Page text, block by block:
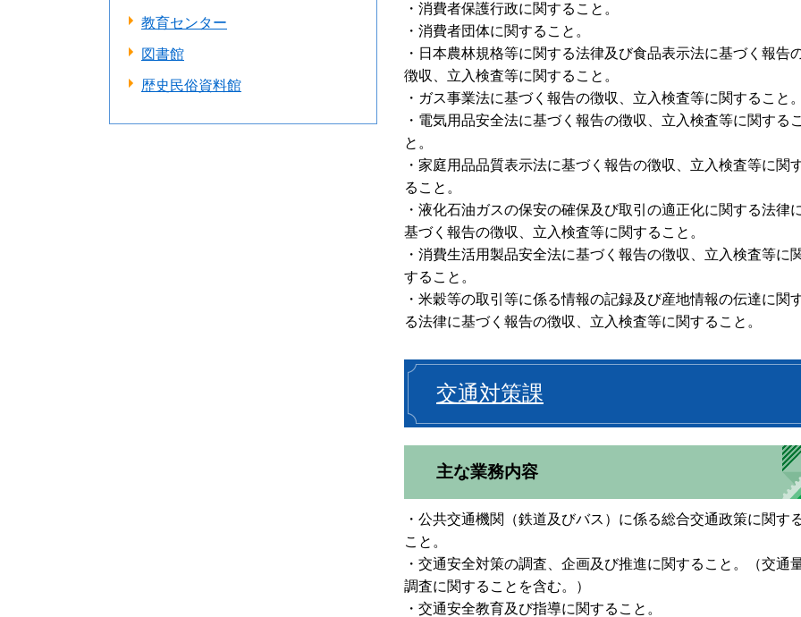
・消費者保護行政に関すること。
・消費者団体に関すること。
・日本農林規格等に関する法律及び食品表示法に基づく報告
徴収、立入検査等に関すること。
・ガス事業法に基づく報告の徴収、立入検査等に関すること。
・電気用品安全法に基づく報告の徴収、立入検査等に関するこ
と。
・家庭用品品質表示法に基づく報告の徴収、立入検査等に関
ること。
・液化石油ガスの保安の確保及び取引の適正化に関する法律
基づく報告の徴収、立入検査等に関すること。
・消費生活用製品安全法に基づく報告の徴収、立入検査等に
すること。
・米穀等の取引等に係る情報の記録及び産地情報の伝達に関
る法律に基づく報告の徴収、立入検査等に関すること。
交通対策課
主な業務内容
・公共交通機関（鉄道及びバス）に係る総合交通政策に関す
こと。
・交通安全対策の調査、企画及び推進に関すること。（交通
調査に関することを含む。）
・交通安全教育及び指導に関すること。
教育センター
図書館
歴史民俗資料館